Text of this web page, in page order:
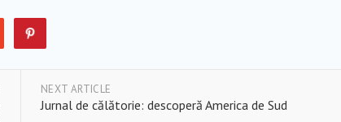
NEXT ARTICLE
Jurnal de călătorie: descoperă America de Sud